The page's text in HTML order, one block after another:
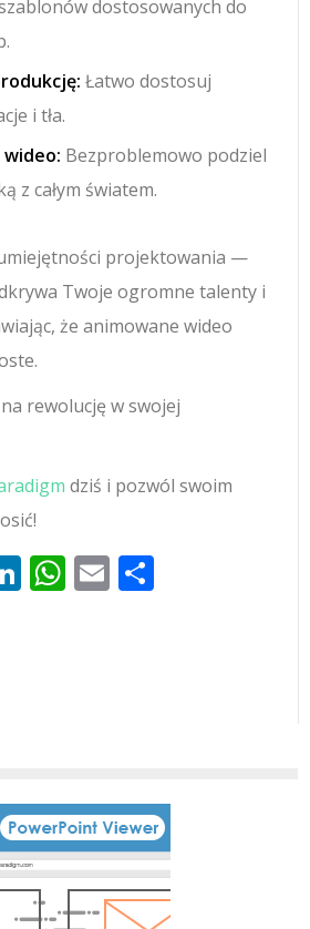
dostosowanych do
Łatwo dostosuj
i tła.
Bezproblemowo podziel
z całym światem.
projektowania —
Twoje ogromne talenty i
że animowane wideo
rewolucję w swojej
dziś i pozwól swoim
LinkedIn
WhatsApp
Email